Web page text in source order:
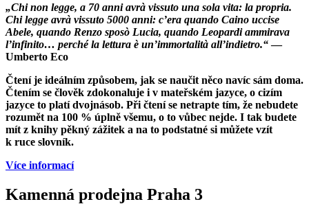
„Chi non legge, a 70 anni avrà vissuto una sola vita: la propria.
Chi legge avrà vissuto 5000 anni: c’era quando Caino uccise
Abele, quando Renzo sposò Lucia, quando Leopardi ammirava
l’infinito… perché la lettura è un’immortalità all’indietro.“—
Umberto Eco
Čtení je ideálním způsobem, jak se naučit něco navíc sám doma.
Čtením se člověk zdokonaluje i v mateřském jazyce, o cizím
jazyce to platí dvojnásob. Při čtení se netrapte tím, že nebudete
rozumět na 100 % úplně všemu, o to vůbec nejde. I tak budete
mít z knihy pěkný zážitek a na to podstatné si můžete vzít
k ruce slovník.
Více informací
Kamenná prodejna Praha 3